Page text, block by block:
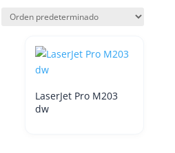
LaserJet Pro M203
dw